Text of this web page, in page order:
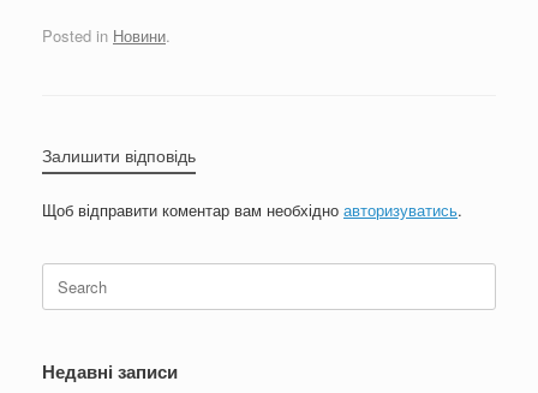
Posted in Новини.
Залишити відповідь
Щоб відправити коментар вам необхідно авторизуватись.
Search
for:
Недавні записи